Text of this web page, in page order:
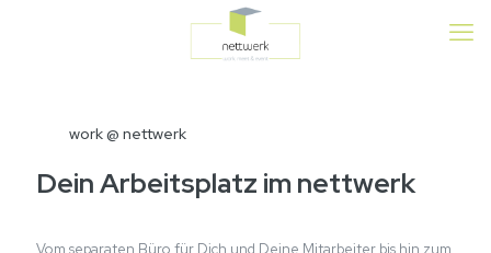
work @ nettwerk
Dein Arbeitsplatz im nettwerk
Vom separaten Büro für Dich und Deine Mitarbeiter bis hin zum